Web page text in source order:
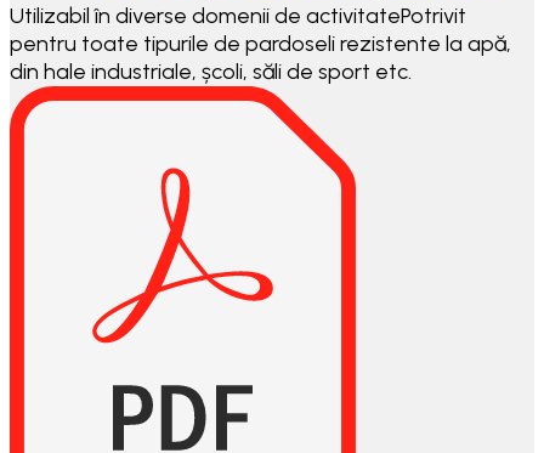
Utilizabil în diverse domenii de activitatePotrivit
pentru toate tipurile de pardoseli rezistente la apă,
din hale industriale, școli, săli de sport etc.